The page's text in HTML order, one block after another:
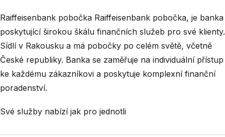
Raiffeisenbank pobočka Raiffeisenbank pobočka, je banka
poskytující širokou škálu finančních služeb pro své klienty.
Sídlí v Rakousku a má pobočky po celém světě, včetně
České republiky. Banka se zaměřuje na individuální přístup
ke každému zákazníkovi a poskytuje komplexní finanční
poradenství.
Své služby nabízí jak pro jednotli